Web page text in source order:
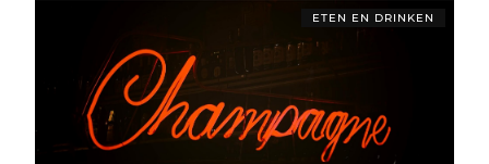
ETEN EN DRINKEN